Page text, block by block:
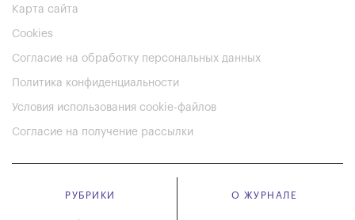
Карта сайта
Cookies
Согласие на обработку персональных данных
Политика конфиденциальности
Условия использования cookie-файлов
Согласие на получение рассылки
РУБРИКИ О ЖУРНАЛЕ